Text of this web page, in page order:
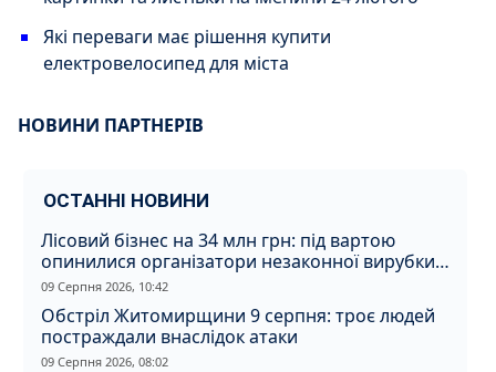
Які переваги має рішення купити
електровелосипед для міста
НОВИНИ ПАРТНЕРІВ
ОСТАННІ НОВИНИ
Лісовий бізнес на 34 млн грн: під вартою
опинилися організатори незаконної вирубки
на Житомирщині
09 Серпня 2026, 10:42
Обстріл Житомирщини 9 серпня: троє людей
постраждали внаслідок атаки
09 Серпня 2026, 08:02